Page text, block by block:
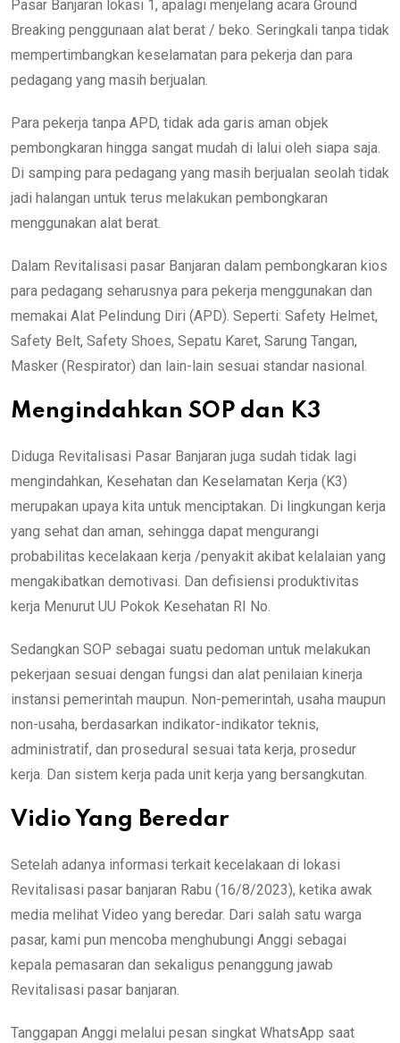
Pasar Banjaran lokasi 1, apalagi menjelang acara Ground
Breaking penggunaan alat berat / beko. Seringkali tanpa tidak
mempertimbangkan keselamatan para pekerja dan para
pedagang yang masih berjualan.
Para pekerja tanpa APD, tidak ada garis aman objek
pembongkaran hingga sangat mudah di lalui oleh siapa saja.
Di samping para pedagang yang masih berjualan seolah tidak
jadi halangan untuk terus melakukan pembongkaran
menggunakan alat berat.
Dalam Revitalisasi pasar Banjaran dalam pembongkaran kios
para pedagang seharusnya para pekerja menggunakan dan
memakai Alat Pelindung Diri (APD). Seperti: Safety Helmet,
Safety Belt, Safety Shoes, Sepatu Karet, Sarung Tangan,
Masker (Respirator) dan lain-lain sesuai standar nasional.
Mengindahkan SOP dan K3
Diduga Revitalisasi Pasar Banjaran juga sudah tidak lagi
mengindahkan, Kesehatan dan Keselamatan Kerja (K3)
merupakan upaya kita untuk menciptakan. Di lingkungan kerja
yang sehat dan aman, sehingga dapat mengurangi
probabilitas kecelakaan kerja /penyakit akibat kelalaian yang
mengakibatkan demotivasi. Dan defisiensi produktivitas
kerja Menurut UU Pokok Kesehatan RI No.
Sedangkan SOP sebagai suatu pedoman untuk melakukan
pekerjaan sesuai dengan fungsi dan alat penilaian kinerja
instansi pemerintah maupun. Non-pemerintah, usaha maupun
non-usaha, berdasarkan indikator-indikator teknis,
administratif, dan prosedural sesuai tata kerja, prosedur
kerja. Dan sistem kerja pada unit kerja yang bersangkutan.
Vidio Yang Beredar
Setelah adanya informasi terkait kecelakaan di lokasi
Revitalisasi pasar banjaran Rabu (16/8/2023), ketika awak
media melihat Video yang beredar. Dari salah satu warga
pasar, kami pun mencoba menghubungi Anggi sebagai
kepala pemasaran dan sekaligus penanggung jawab
Revitalisasi pasar banjaran.
Tanggapan Anggi melalui pesan singkat WhatsApp saat